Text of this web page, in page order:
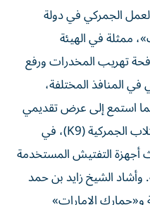
الجمركي في دولة
ممثلة في الهيئة
تهريب المخدرات ورفع
المنافذ المختلفة،
استمع إلى عرض تقديمي
حول دور الوسائل الحية، ومنها الكلاب الجمركية (K9)، في
التفتيش المستخدمة
وأشاد الشيخ زايد بن حمد